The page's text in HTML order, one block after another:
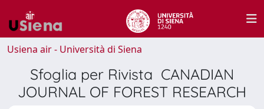
Usiena air - Università di Siena
Sfoglia per Rivista CANADIAN
JOURNAL OF FOREST RESEARCH